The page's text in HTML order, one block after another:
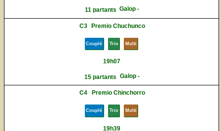
11 partants Galop -
C3 Premio Chuchunco
Couplé Trio Multi
19h07
15 partants Galop -
C4 Premio Chinchorro
Couplé Trio Multi
19h39